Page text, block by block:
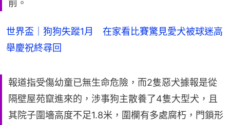
前。
世界盃｜狗狗失蹤1月 在家看比賽驚見愛犬被球迷高
舉慶祝終尋回
報道指受傷幼童已無生命危險，而2隻惡犬據報是從
隔壁屋苑竄進來的，涉事狗主散養了4隻大型犬，且
其院子圍墻高度不足1.8米，圍欄有多處腐朽，門鎖形